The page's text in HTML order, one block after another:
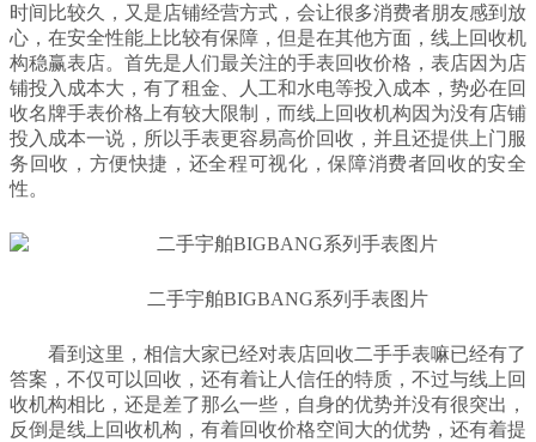
时间比较久，又是店铺经营方式，会让很多消费者朋友感到放
心，在安全性能上比较有保障，但是在其他方面，线上回收机
构稳赢表店。首先是人们最关注的手表回收价格，表店因为店
铺投入成本大，有了租金、人工和水电等投入成本，势必在回
收名牌手表价格上有较大限制，而线上回收机构因为没有店铺
投入成本一说，所以手表更容易高价回收，并且还提供上门服
务回收，方便快捷，还全程可视化，保障消费者回收的安全
性。
二手宇舶BIGBANG系列手表图片
看到这里，相信大家已经对表店回收二手手表嘛已经有了
答案，不仅可以回收，还有着让人信任的特质，不过与线上回
收机构相比，还是差了那么一些，自身的优势并没有很突出，
反倒是线上回收机构，有着回收价格空间大的优势，还有着提